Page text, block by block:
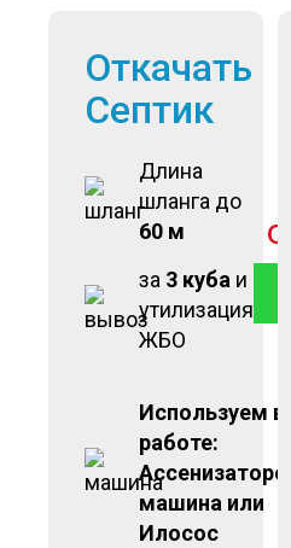
Откачать
Септик
Длина
шланга до
60 м
за 3 куба и
утилизация
ЖБО
Используем в
работе:
машина или
Илосос